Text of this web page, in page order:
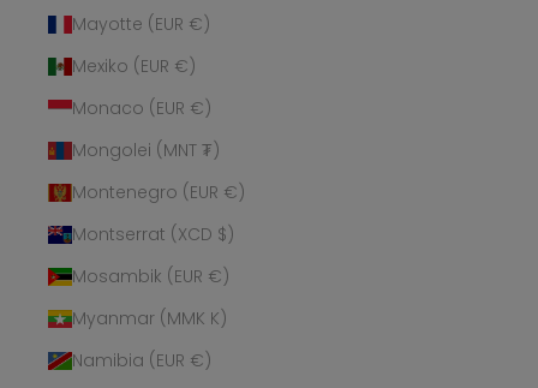
Mayotte (EUR €)
Mexiko (EUR €)
Monaco (EUR €)
Mongolei (MNT ₮)
Montenegro (EUR €)
Montserrat (XCD $)
Mosambik (EUR €)
Myanmar (MMK K)
Namibia (EUR €)